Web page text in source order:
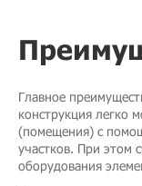
Главное
конструкция легко
(помещения) с
участков. При этом
оборудования